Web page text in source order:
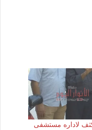
لاداره مستشفى